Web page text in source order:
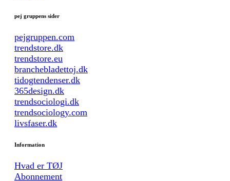
pej gruppens sider
pejgruppen.com
trendstore.dk
trendstore.eu
branchebladettoj.dk
tidogtendenser.dk
365design.dk
trendsociologi.dk
trendsociology.com
livsfaser.dk
Information
Hvad er TØJ
Abonnement